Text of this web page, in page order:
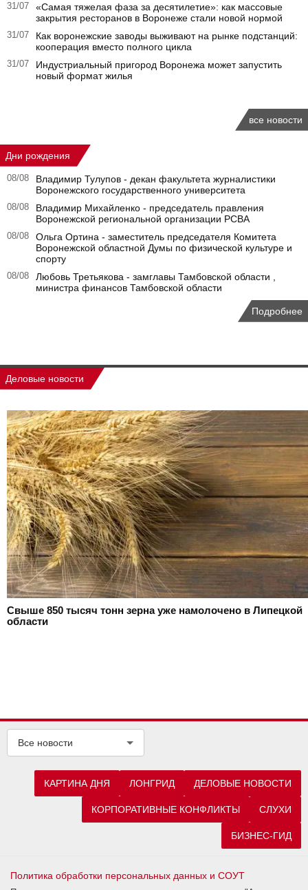
31/07
«Самая тяжелая фаза за десятилетие»: как массовые
закрытия ресторанов в Воронеже стали новой нормой
31/07
Как воронежские заводы выживают на рынке подстанций:
кооперация вместо полного цикла
31/07
Индустриальный пригород Воронежа может запустить
новый формат жилья
все новости
Дни рождения
08/08
Владимир Тулупов - декан факультета журналистики
Воронежского государственного университета
08/08
Владимир Михайленко - председатель правления
Воронежской региональной организации РСВА
08/08
Ольга Ортина - заместитель председателя Комитета
Воронежской областной Думы по физической культуре и
спорту
08/08
Любовь Третьякова - замглавы Тамбовской области ,
министра финансов Тамбовской области
Подробнее
Деловые новости
Свыше 850 тысяч тонн зерна уже намолочено в Липецкой
области
Все новости
КАРТИНА ДНЯ ЛОНГРИД ДЕЛОВЫЕ НОВОСТИ
КОРПОРАТИВНЫЕ КОНФЛИКТЫ СЛУХИ
БИЗНЕС-ГИД
Политика обработки персональных данных и СОУТ